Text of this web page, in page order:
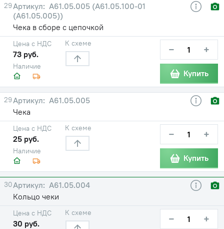
29
А61.05.005 (А61.05.100-01
(А61.05.005))
Чека в сборе с цепочкой
Наличие
Цена с НДС
73 руб.
К схеме − +
Купить
29
А61.05.005
Чека
Наличие
Цена с НДС
25 руб.
К схеме − +
Купить
30
А61.05.004
Кольцо чеки
Цена с НДС
30 руб.
К схеме − +